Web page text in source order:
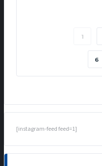
1
6
[instagram-feed feed=1]